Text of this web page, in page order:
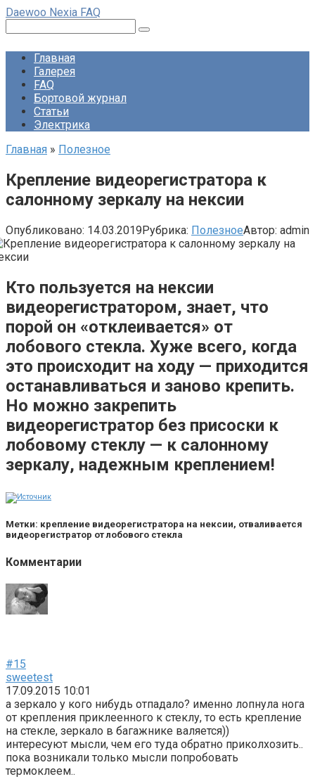
Перейти
контенту
Daewoo Nexia FAQ
Главная
Галерея
FAQ
Бортовой журнал
Статьи
Электрика
Главная » Полезное
Крепление видеорегистратора к
салонному зеркалу на нексии
Опубликовано: 14.03.2019Рубрика: ПолезноеАвтор: admin
Кто пользуется на нексии
видеорегистратором, знает, что
порой он «отклеивается» от
лобового стекла. Хуже всего, когда
это происходит на ходу — приходится
останавливаться и заново крепить.
Но можно закрепить
видеорегистратор без присоски к
лобовому стеклу — к салонному
зеркалу, надежным креплением!
Метки: крепление видеорегистратора на нексии, отваливается
видеорегистратор от лобового стекла
Комментарии
#15
sweetest
17.09.2015 10:01
а зеркало у кого нибудь отпадало? именно лопнула нога
от крепления приклеенного к стеклу, то есть крепление
на стекле, зеркало в багажнике валяется))
интересуют мысли, чем его туда обратно приколхозить..
пока возникали только мысли попробовать
термоклеем..